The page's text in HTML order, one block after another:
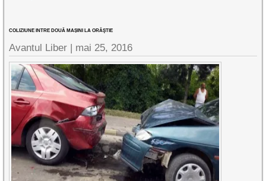
COLIZIUNE INTRE DOUĂ MAȘINI LA ORĂŞTIE
Avantul Liber | mai 25, 2016